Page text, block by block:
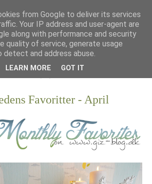
Favoritter - April
from Google to deliver its services
Your IP address and user-agent are
along with performance and security
quality of service, generate usage
and address abuse.
LEARN MORE GOT IT